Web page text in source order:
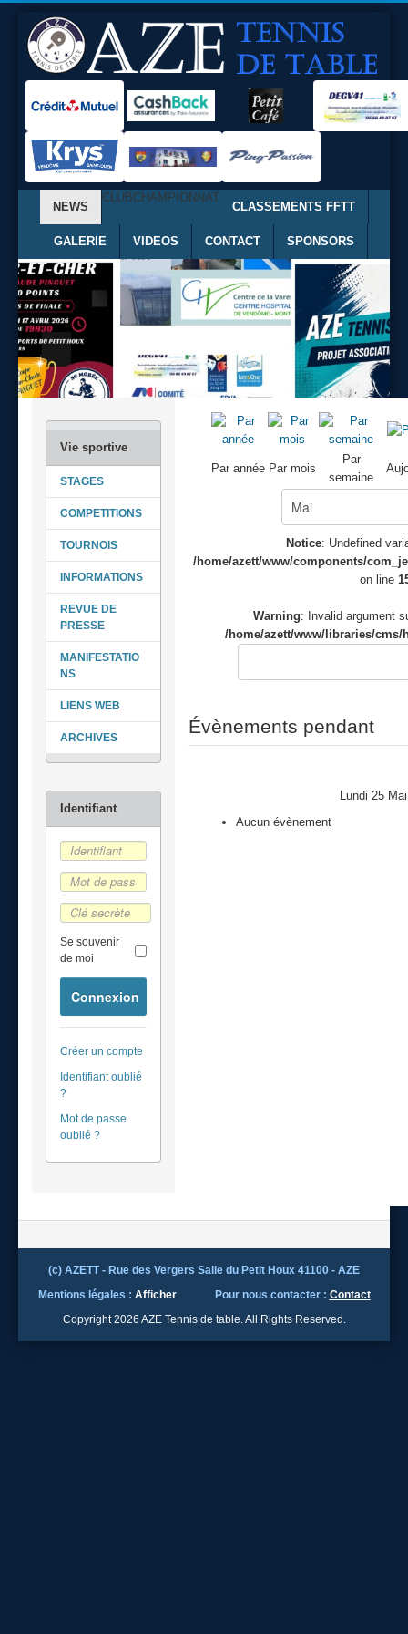
NEWS
CLUBCHAMPIONNAT
CLASSEMENTS FFTT
GALERIE VIDEOS CONTACT SPONSORS
Se souvenir
de moi
Connexion
Créer un compte
Identifiant oublié
?
Mot de passe
oublié ?
STAGES
COMPETITIONS
TOURNOIS
INFORMATIONS
REVUE DE
PRESSE
MANIFESTATIO
NS
LIENS WEB
ARCHIVES
Par année Par mois
Par
semaine
Notice: Undefined
/home/azett/www/components/
on line
Warning: Invalid argument
/home/azett/www/libraries/cms/
Évènements pendant
Lundi 25
Aucun évènement
(c) AZETT - Rue des Vergers Salle du Petit Houx 41100 - AZE
Mentions légales : Afficher Pour nous contacter : Contact
Copyright 2026 AZE Tennis de table. All Rights Reserved.